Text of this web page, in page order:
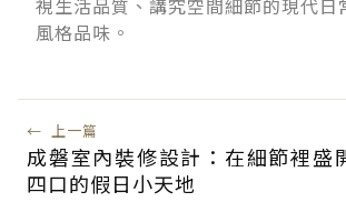
視生活品質、講究空間細節的現代日
風格品味。
← 上一篇
成磐室內裝修設計：在細節裡盛
四口的假日小天地